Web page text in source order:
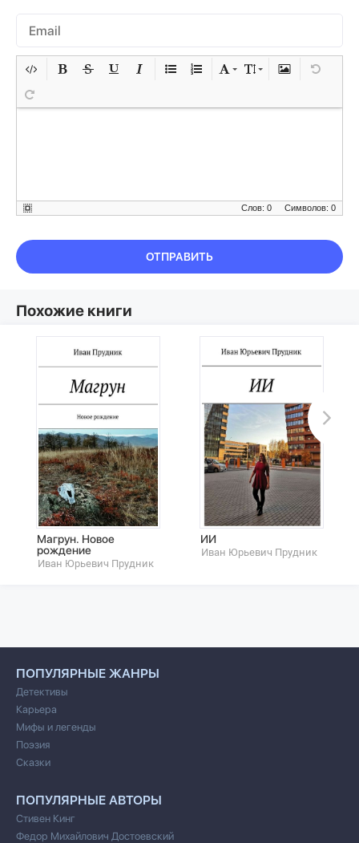
Символов: 0
Слов: 0
ОТПРАВИТЬ
Похожие книги
Магрун. Новое
рождение
Иван Юрьевич Прудник
ИИ
Иван Юрьевич Прудник
ПОПУЛЯРНЫЕ ЖАНРЫ
Детективы
Карьера
Мифы и легенды
Поэзия
Сказки
ПОПУЛЯРНЫЕ АВТОРЫ
Стивен Кинг
Федор Михайлович Достоевский